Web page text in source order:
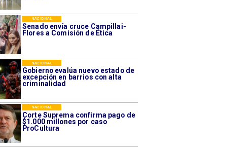
Senado envía cruce Campillai-
Flores a Comisión de Ética
NACIONAL
Gobierno evalúa nuevo estado de
excepción en barrios con alta
criminalidad
NACIONAL
Corte Suprema confirma pago de
$1.000 millones por caso
ProCultura
NACIONAL